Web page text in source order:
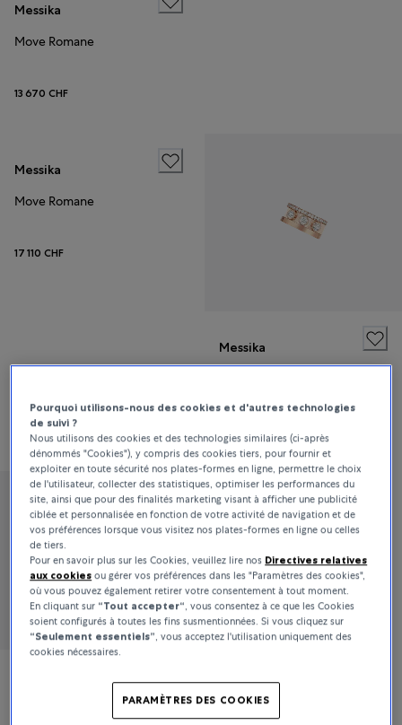
Messika
Move Romane
13 670 CHF
Messika
Move Romane
17 110 CHF
Messika
2 680 CHF
Messika
Move Romane
17 110 CHF
Pourquoi utilisons-nous des cookies et d'autres technologies
de suivi ?
Nous utilisons des cookies et des technologies similaires (ci-après
dénommés "Cookies"), y compris des cookies tiers, pour fournir et
exploiter en toute sécurité nos plates-formes en ligne, permettre le choix
de l'utilisateur, collecter des statistiques, optimiser les performances du
site, ainsi que pour des finalités marketing visant à afficher une publicité
ciblée et personnalisée en fonction de votre activité de navigation et de
vos préférences lorsque vous visitez nos plates-formes en ligne ou celles
de tiers.
Pour en savoir plus sur les Cookies, veuillez lire nos Directives relatives
aux cookies ou gérer vos préférences dans les "Paramètres des cookies",
où vous pouvez également retirer votre consentement à tout moment.
En cliquant sur “Tout accepter“, vous consentez à ce que les Cookies
soient configurés à toutes les fins susmentionnées. Si vous cliquez sur
“Seulement essentiels”, vous acceptez l'utilisation uniquement des
cookies nécessaires.
PARAMÈTRES DES COOKIES